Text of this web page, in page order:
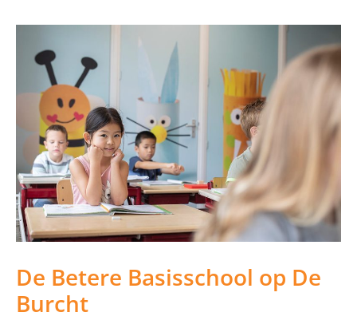
De Betere Basisschool op De
Burcht